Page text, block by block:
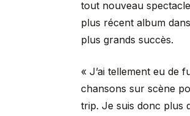
tout nouveau
plus récent album
plus grands succès.
« J’ai tellement eu de
chansons sur scène
trip. Je suis donc plus